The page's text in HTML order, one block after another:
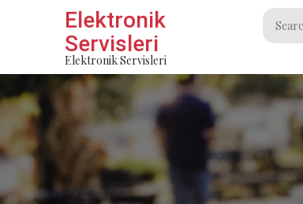
Elektronik
Servisleri
Elektronik Servisleri
Search
for: